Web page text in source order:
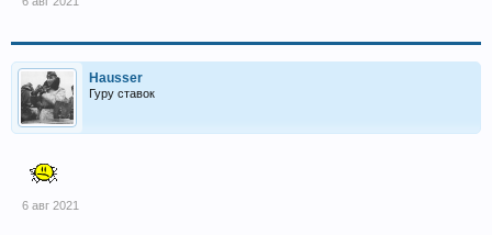
Hausser
Гуру ставок
6 авг 2021